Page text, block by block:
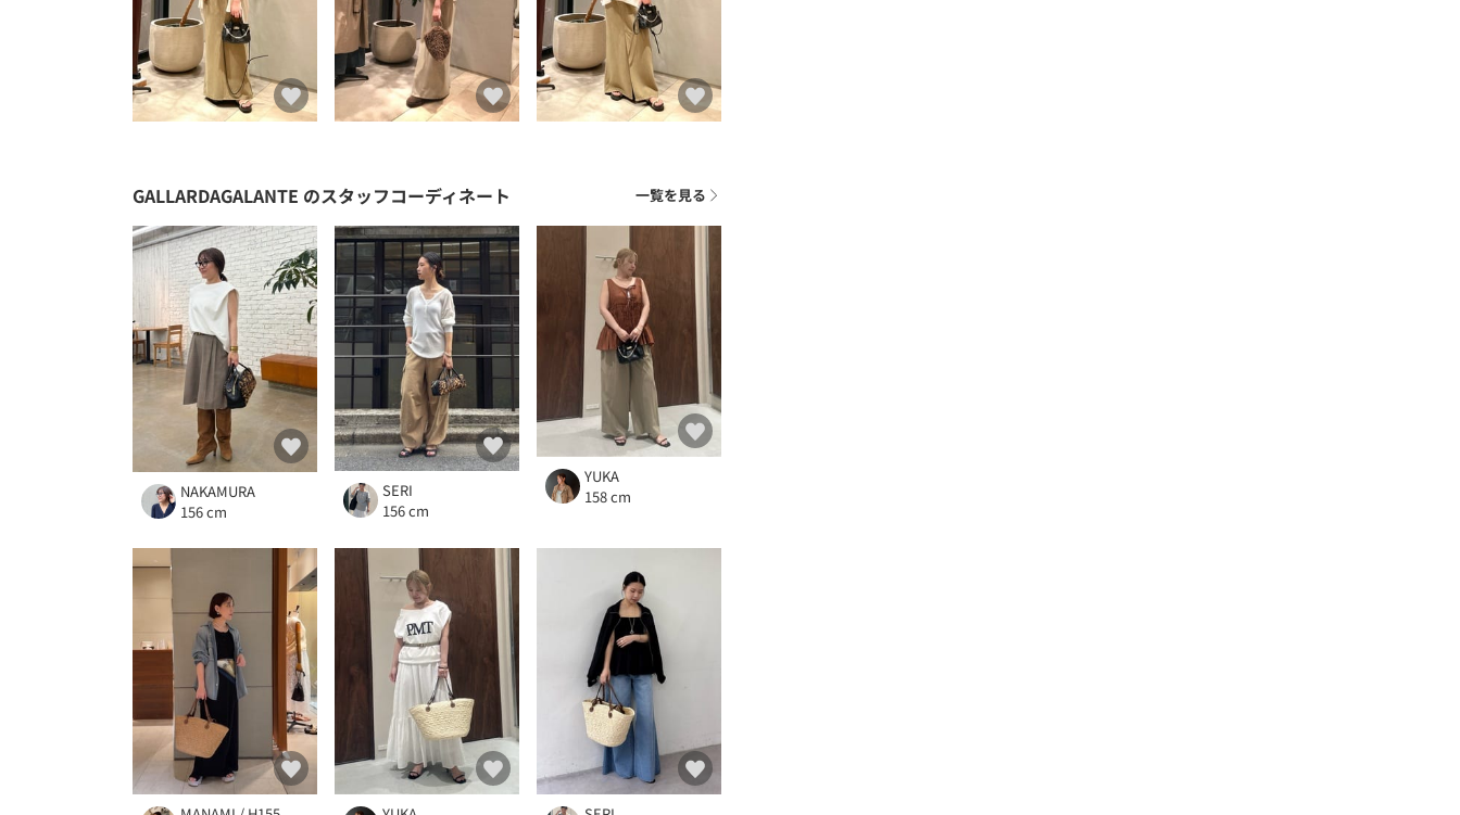
GALLARDAGALANTE のスタッフコーディネート 一覧を見る
NAKAMURA
156 cm
SERI
156 cm
YUKA
158 cm